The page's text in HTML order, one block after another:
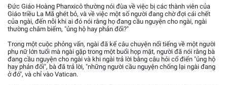
Đức Giáo Hoàng Phanxicô thường nói đùa về việc bị các thành viên của
Giáo triều La Mã ghét bỏ, và về việc một số người đang chờ đợi cái chết
của ngài, đến nỗi khi ai đó nói rằng họ đang cầu nguyện cho ngài, ngài
thường châm biếm, "ủng hộ hay phản đối?"
Trong một cuộc phỏng vấn, ngài đã kể câu chuyện nổi tiếng về một người
phụ nữ lớn tuổi mà ngài gặp trong một buổi họp mặt, người đã nói rằng bà
đang cầu nguyện cho ngài và khi ngài trả lời bằng câu hỏi cổ điển "ủng hộ
hay phản đối", bà đã trả lời, "những người cầu nguyện chống lại ngài đang
ở đó", và chỉ vào Vatican.